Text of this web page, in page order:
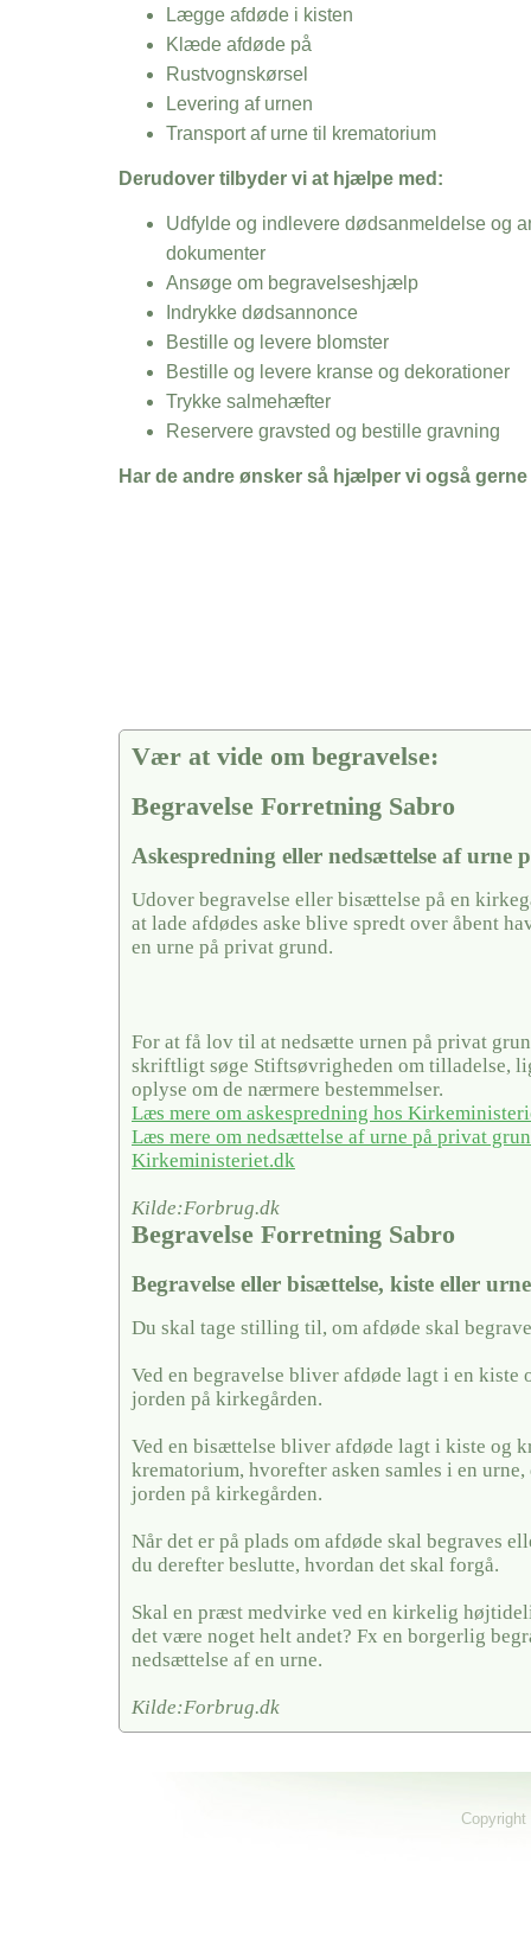
Lægge afdøde i kisten
Klæde afdøde på
Rustvognskørsel
Levering af urnen
Transport af urne til krematorium
Derudover tilbyder vi at hjælpe med:
Udfylde og indlevere dødsanmeldelse og
dokumenter
Ansøge om begravelseshjælp
Indrykke dødsannonce
Bestille og levere blomster
Bestille og levere kranse og dekorationer
Trykke salmehæfter
Reservere gravsted og bestille gravning
Har de andre ønsker så hjælper vi også gerne
Vær at vide om begravelse:
Begravelse Forretning Sabro
Askespredning eller nedsættelse af urne
Udover begravelse eller bisættelse på en
at lade afdødes aske blive spredt over åbent
en urne på privat grund.
For at få lov til at nedsætte urnen på privat
skriftligt søge Stiftsøvrigheden om tilladelse,
oplyse om de nærmere bestemmelser.
Læs mere om askespredning hos
Læs mere om nedsættelse af urne på privat
Kirkeministeriet.dk
Kilde:Forbrug.dk
Begravelse Forretning Sabro
Begravelse eller bisættelse, kiste eller
Du skal tage stilling til, om afdøde skal
Ved en begravelse bliver afdøde lagt i en kiste
jorden på kirkegården.
Ved en bisættelse bliver afdøde lagt i kiste og
krematorium, hvorefter asken samles i en
jorden på kirkegården.
Når det er på plads om afdøde skal begraves
du derefter beslutte, hvordan det skal forgå.
Skal en præst medvirke ved en kirkelig
det være noget helt andet? Fx en borgerlig
nedsættelse af en urne.
Kilde:Forbrug.dk